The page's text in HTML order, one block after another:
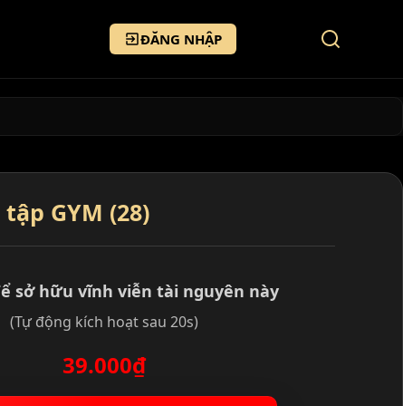
ĐĂNG NHẬP
GYM (28)
sở hữu vĩnh viễn tài nguyên này
(Tự động kích hoạt sau 20s)
39.000₫